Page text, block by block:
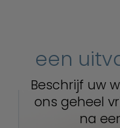
een
Beschrijf uw
ons geheel
na